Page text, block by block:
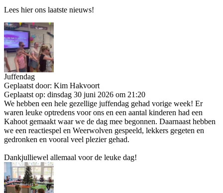
Lees hier ons laatste nieuws!
Juffendag
Geplaatst door: Kim Hakvoort
Geplaatst op: dinsdag 30 juni 2026 om 21:20
We hebben een hele gezellige juffendag gehad vorige week! Er
waren leuke optredens voor ons en een aantal kinderen had een
Kahoot gemaakt waar we de dag mee begonnen. Daarnaast hebben
we een reactiespel en Weerwolven gespeeld, lekkers gegeten en
gedronken en vooral veel plezier gehad.
Dankjulliewel allemaal voor de leuke dag!